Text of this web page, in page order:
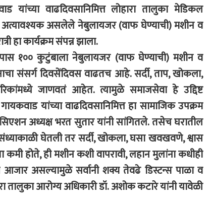
यांच्या वाढदिवसानिमित्त लोहारा तालुका मेडिकल
अत्यावश्यक असलेले नेबुलायजर (वाफ घेण्याची) मशीन व
हा कार्यक्रम संपन्न झाला.
१०० कुटुंबाला नेबुलायजर (वाफ घेण्याची) मशीन व
संसर्ग दिवसेंदिवस वाढतच आहे. सर्दी, ताप, खोकला,
जाणवतं आहेत. त्यामुळे समाजसेवा हे उद्दिष्ट
यांच्या वाढदिवसानिमित्त हा सामाजिक उपक्रम
अध्यक्ष भरत सुतार यांनी सांगितले. तसेच घरातील
घेतली तर सर्दी, खोकला, घसा खवखवणे, श्वास
कमी होते, ही मशीन कशी वापरावी, लहान मुलांना कधीही
असल्यामुळे सर्वानी शक्य तेवढे डिस्टन्स पाळा व
आरोग्य अधिकारी डॉ. अशोक कटारे यांनी यावेळी